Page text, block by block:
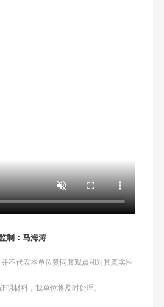
制：马海涛
不代表本单位赞同其观点和对其真实性
材料，我单位将及时处理。